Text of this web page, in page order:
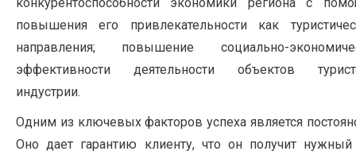
повышения его привлекательности как
направления; повышение социально-
эффективности деятельности объектов
индустрии.
Одним из ключевых факторов успеха является
Оно дает гарантию клиенту, что он получит